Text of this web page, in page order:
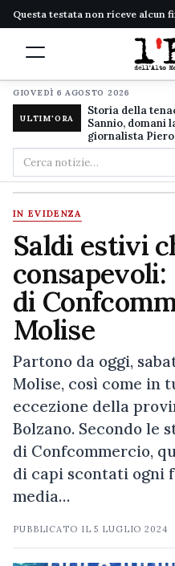
Questa testata non riceve alcun
GIOVEDÌ 6 AGOSTO 2026
ULTIM'ORA
Storia della
Sannio, domani
giornalista
Cerca
nel
sito
IN EVIDENZA
Saldi estivi
di
Molise
Partono da oggi,
Molise, così come in
eccezione della
Bolzano. Secondo le
di Confcommercio,
di capi scontati ogni
media…
PUBBLICATO IL5 LUGLIO 2024